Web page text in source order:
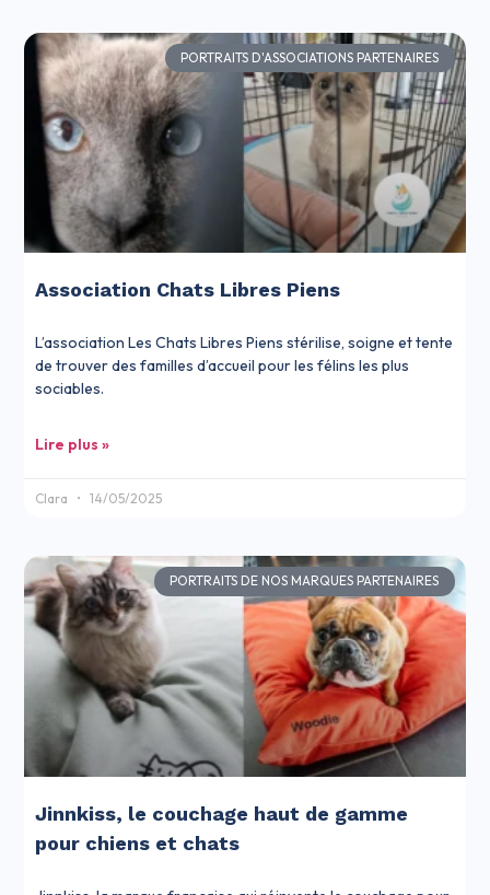
PORTRAITS D'ASSOCIATIONS PARTENAIRES
Association Chats Libres Piens
L’association Les Chats Libres Piens stérilise, soigne et tente
de trouver des familles d’accueil pour les félins les plus
sociables.
Lire plus »
Clara 14/05/2025
PORTRAITS DE NOS MARQUES PARTENAIRES
Jinnkiss, le couchage haut de gamme
pour chiens et chats